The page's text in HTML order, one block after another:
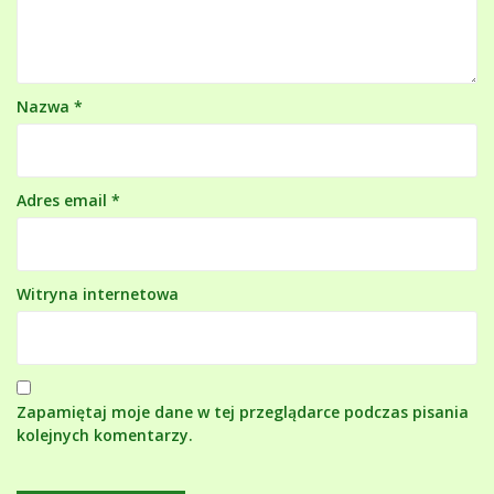
Nazwa *
Adres email *
Witryna internetowa
Zapamiętaj moje dane w tej przeglądarce podczas pisania
kolejnych komentarzy.